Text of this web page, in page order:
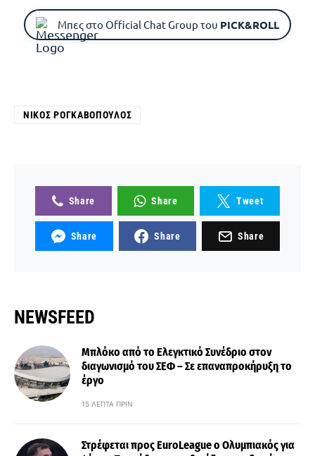
Μπες στο Official Chat Group του PICK&ROLL
ΝΊΚΟΣ ΡΟΓΚΑΒΌΠΟΥΛΟΣ
Share Share Tweet
Share Share Share
NEWSFEED
Μπλόκο από το Ελεγκτικό Συνέδριο στον
διαγωνισμό του ΣΕΦ – Σε επαναπροκήρυξη το
έργο
15 ΛΕΠΤΆ ΠΡΙΝ
Στρέφεται προς EuroLeague ο Ολυμπιακός για